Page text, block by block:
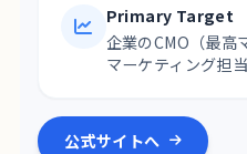
Primary Target
企業のCMO（最高
マーケティング担
公式サイトへ